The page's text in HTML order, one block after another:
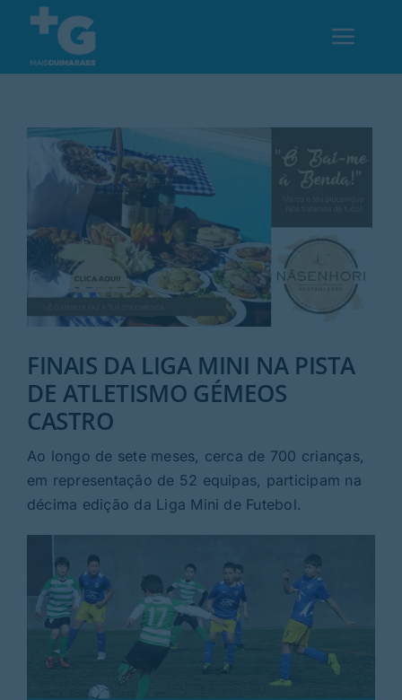
content
Desporto
Rubricas
Jornal
Search
For:
FINAIS DA LIGA MINI NA PISTA
DE ATLETISMO GÉMEOS
CASTRO
Ao longo de sete meses, cerca de 700 crianças,
em representação de 52 equipas, participam na
décima edição da Liga Mini de Futebol.